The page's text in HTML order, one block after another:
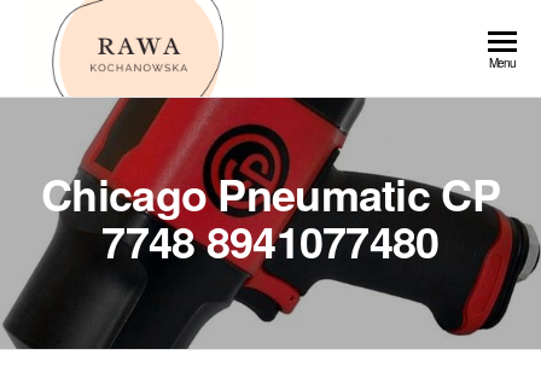
Przejdź
Menu
Chicago Pneumatic CP
7748 8941077480